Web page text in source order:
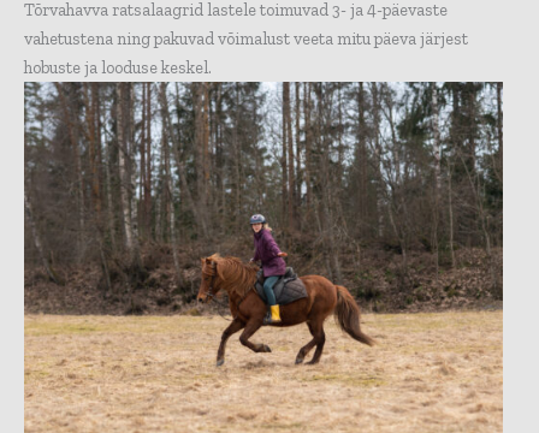
Tõrvahavva ratsalaagrid lastele toimuvad 3- ja 4-päevaste
vahetustena ning pakuvad võimalust veeta mitu päeva järjest
hobuste ja looduse keskel.